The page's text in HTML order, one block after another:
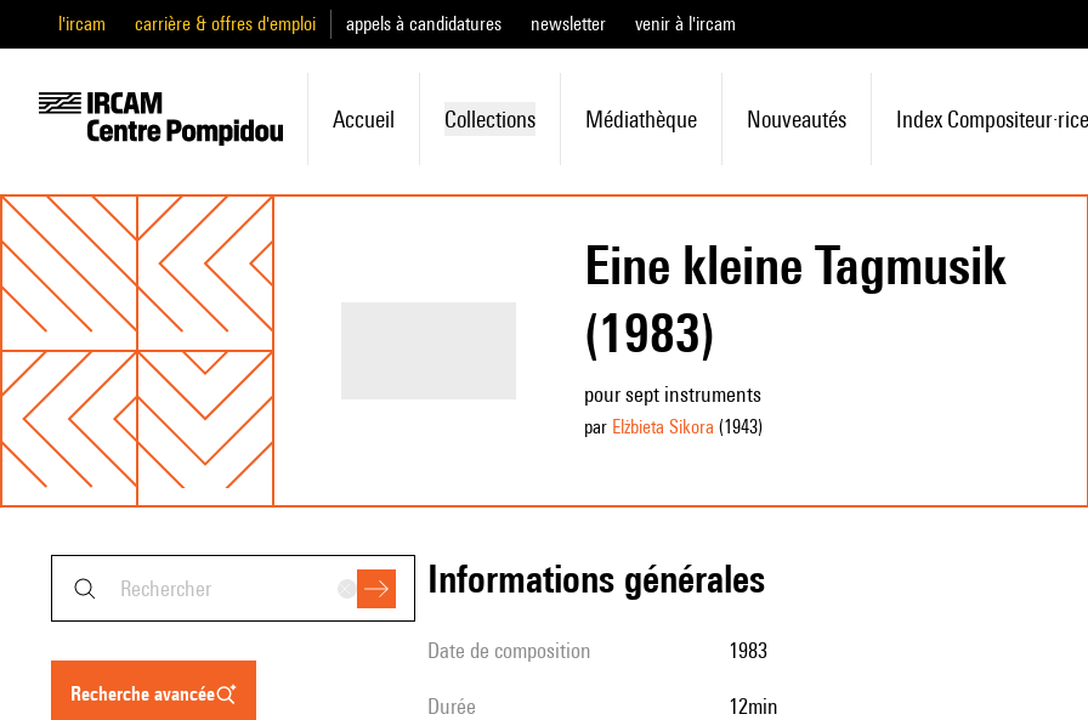
l'ircam carrière & offres d'emploi appels à candidatures newsletter venir à l'ircam
Accueil Collections Médiathèque Nouveautés Index Compositeur·rice
Eine kleine Tagmusik
(1983)
pour sept instruments
par Elżbieta Sikora (1943)
recherche avancée
informations générales
date de composition 1983
durée 12min